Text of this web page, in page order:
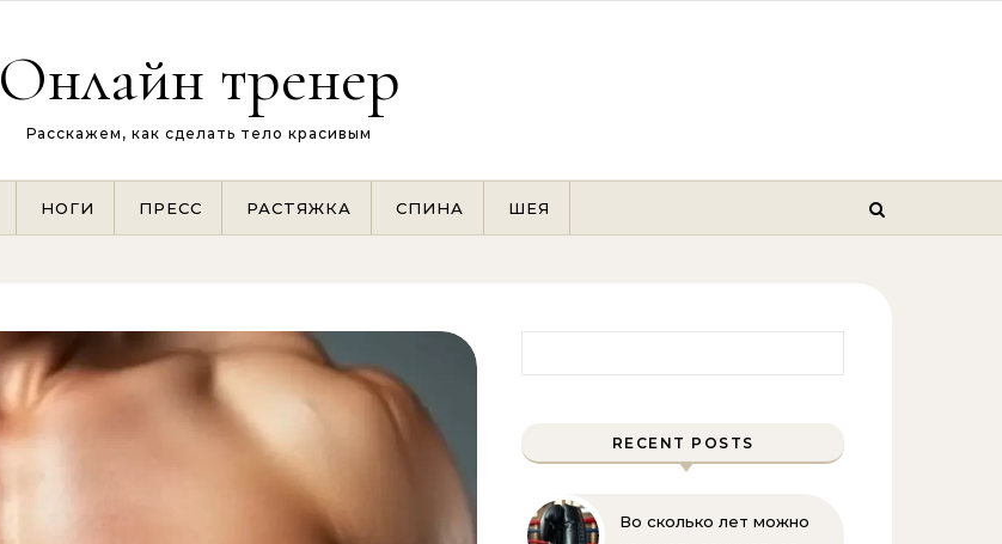
Онлайн тренер
Расскажем, как сделать тело красивым
НОГИ ПРЕСС РАСТЯЖКА СПИНА ШЕЯ
RECENT POSTS
Во сколько лет можно